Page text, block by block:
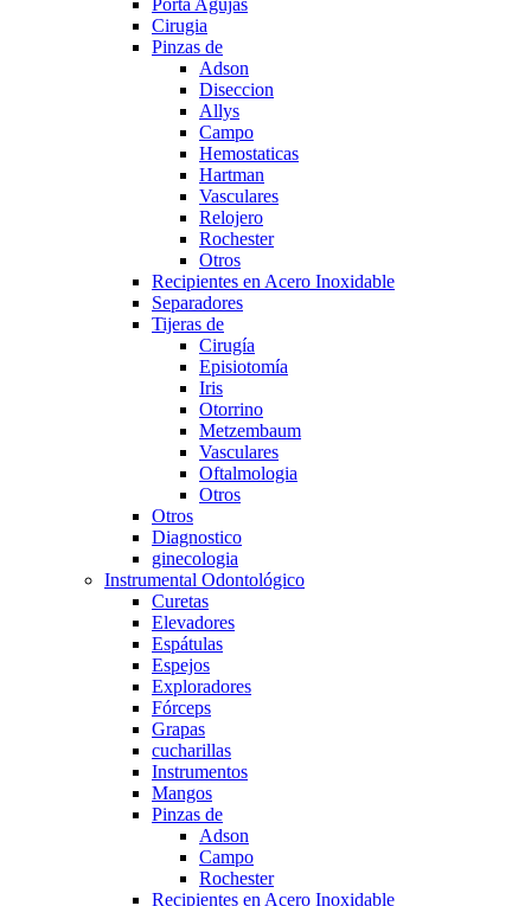
Porta Agujas
Cirugia
Pinzas de
Adson
Diseccion
Allys
Campo
Hemostaticas
Hartman
Vasculares
Relojero
Rochester
Otros
Recipientes en Acero Inoxidable
Separadores
Tijeras de
Cirugía
Episiotomía
Iris
Otorrino
Metzembaum
Vasculares
Oftalmologia
Otros
Otros
Diagnostico
ginecologia
Instrumental Odontológico
Curetas
Elevadores
Espátulas
Espejos
Exploradores
Fórceps
Grapas
cucharillas
Instrumentos
Mangos
Pinzas de
Adson
Campo
Rochester
Recipientes en Acero Inoxidable